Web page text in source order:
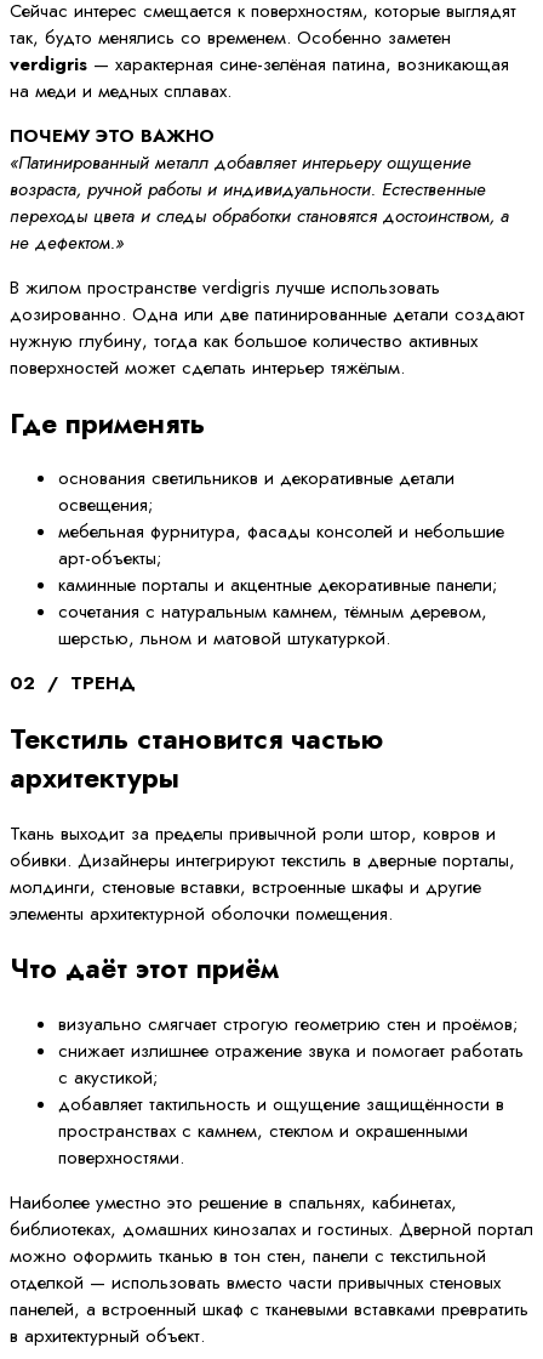
Сейчас интерес смещается к поверхностям, которые выглядят
так, будто менялись со временем. Особенно заметен
verdigris — характерная сине-зелёная патина, возникающая
на меди и медных сплавах.
ПОЧЕМУ ЭТО ВАЖНО
«Патинированный металл добавляет интерьеру ощущение
возраста, ручной работы и индивидуальности. Естественные
переходы цвета и следы обработки становятся достоинством, а
не дефектом.»
В жилом пространстве verdigris лучше использовать
дозированно. Одна или две патинированные детали создают
нужную глубину, тогда как большое количество активных
поверхностей может сделать интерьер тяжёлым.
Где применять
основания светильников и декоративные детали
освещения;
мебельная фурнитура, фасады консолей и небольшие
арт-объекты;
каминные порталы и акцентные декоративные панели;
сочетания с натуральным камнем, тёмным деревом,
шерстью, льном и матовой штукатуркой.
02 / ТРЕНД
Текстиль становится частью
архитектуры
Ткань выходит за пределы привычной роли штор, ковров и
обивки. Дизайнеры интегрируют текстиль в дверные порталы,
молдинги, стеновые вставки, встроенные шкафы и другие
элементы архитектурной оболочки помещения.
Что даёт этот приём
визуально смягчает строгую геометрию стен и проёмов;
снижает излишнее отражение звука и помогает работать
с акустикой;
добавляет тактильность и ощущение защищённости в
пространствах с камнем, стеклом и окрашенными
поверхностями.
Наиболее уместно это решение в спальнях, кабинетах,
библиотеках, домашних кинозалах и гостиных. Дверной портал
можно оформить тканью в тон стен, панели с текстильной
отделкой — использовать вместо части привычных стеновых
панелей, а встроенный шкаф с тканевыми вставками превратить
в архитектурный объект.